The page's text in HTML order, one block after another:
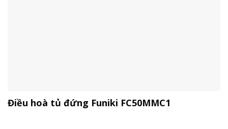
Điều hoà tủ đứng Funiki FC50MMC1